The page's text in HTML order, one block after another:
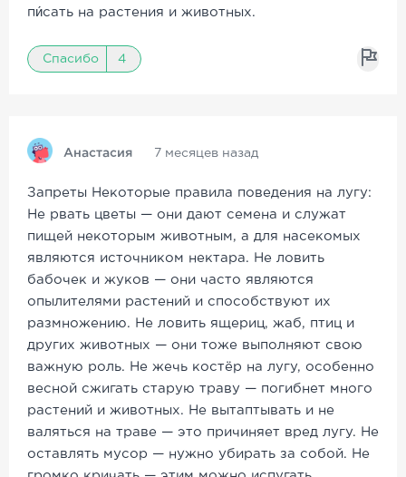
пи́сать на растения и животных.
Спасибо 4
Анастасия 7 месяцев назад
Запреты Некоторые правила поведения на лугу:
Не рвать цветы — они дают семена и служат
пищей некоторым животным, а для насекомых
являются источником нектара. Не ловить
бабочек и жуков — они часто являются
опылителями растений и способствуют их
размножению. Не ловить ящериц, жаб, птиц и
других животных — они тоже выполняют свою
важную роль. Не жечь костёр на лугу, особенно
весной сжигать старую траву — погибнет много
растений и животных. Не вытаптывать и не
валяться на траве — это причиняет вред лугу. Не
оставлять мусор — нужно убирать за собой. Не